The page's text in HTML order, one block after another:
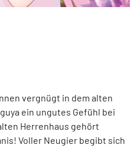
vergnügt in dem alten
ein ungutes Gefühl bei
Herrenhaus gehört
Voller Neugier begibt sich